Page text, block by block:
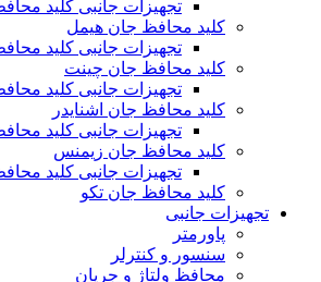
تجهیزات جانبی کلید
کلید محافظ جان هیمل
تجهیزات جانبی کلید
کلید محافظ جان چینت
تجهیزات جانبی کلید
کلید محافظ جان اشنایدر
تجهیزات جانبی کلید
کلید محافظ جان زیمنس
تجهیزات جانبی کلید
کلید محافظ جان تکو
تجهیزات جانبی
پاورمتر
سنسور و کنترلر
محافظ ولتاژ و‌ جریان